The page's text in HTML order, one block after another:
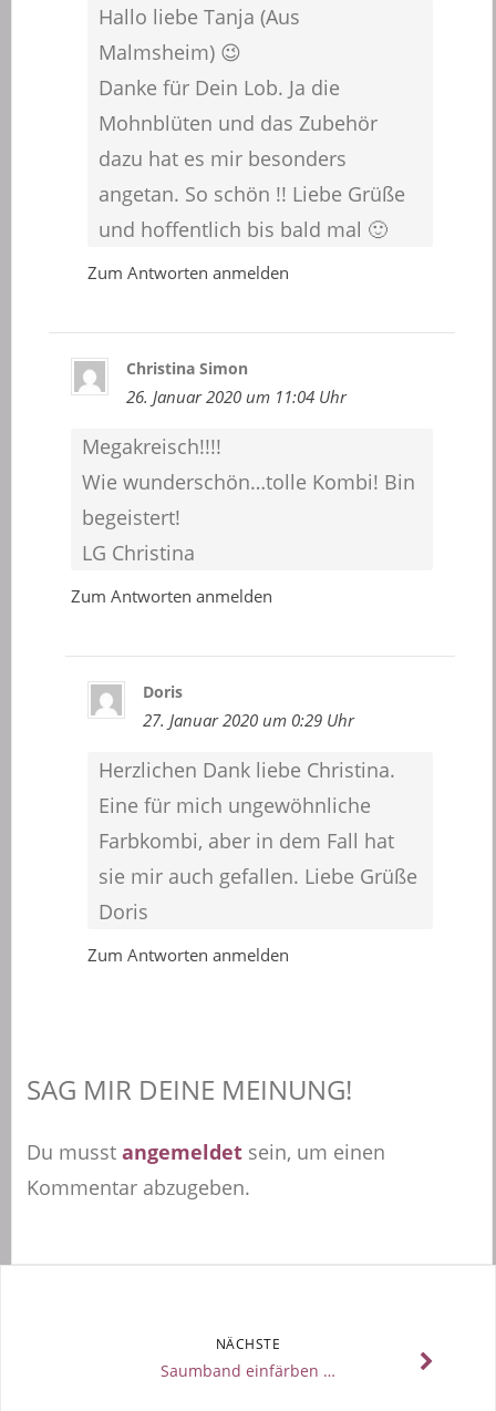
Hallo liebe Tanja (Aus
Malmsheim) 😉
Danke für Dein Lob. Ja die
Mohnblüten und das Zubehör
dazu hat es mir besonders
angetan. So schön !! Liebe Grüße
und hoffentlich bis bald mal 🙂
Zum Antworten anmelden
Christina Simon
26. Januar 2020 um 11:04 Uhr
Megakreisch!!!!
Wie wunderschön…tolle Kombi! Bin
begeistert!
LG Christina
Zum Antworten anmelden
Doris
27. Januar 2020 um 0:29 Uhr
Herzlichen Dank liebe Christina.
Eine für mich ungewöhnliche
Farbkombi, aber in dem Fall hat
sie mir auch gefallen. Liebe Grüße
Doris
Zum Antworten anmelden
SAG MIR DEINE MEINUNG!
Du musst angemeldetsein, um einen
Kommentar abzugeben.
NÄCHSTE
Saumband einfärben …